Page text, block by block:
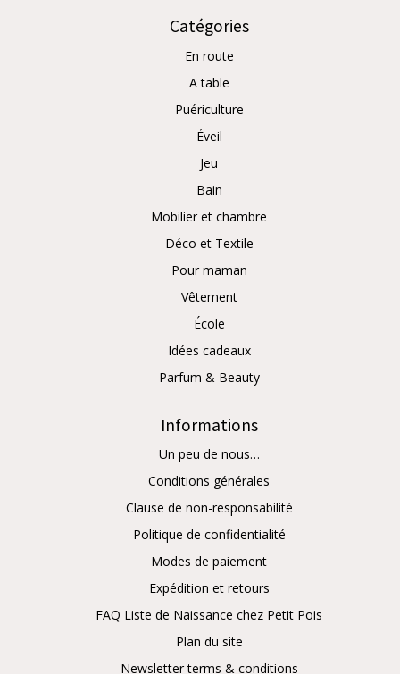
Catégories
En route
A table
Puériculture
Éveil
Jeu
Bain
Mobilier et chambre
Déco et Textile
Pour maman
Vêtement
École
Idées cadeaux
Parfum & Beauty
Informations
Un peu de nous…
Conditions générales
Clause de non-responsabilité
Politique de confidentialité
Modes de paiement
Expédition et retours
FAQ Liste de Naissance chez Petit Pois
Plan du site
Newsletter terms & conditions